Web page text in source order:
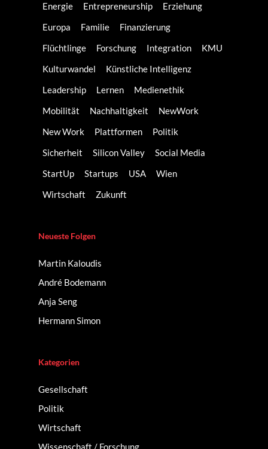
Energie
Entrepreneurship
Erziehung
Europa
Familie
Finanzierung
Flüchtlinge
Forschung Integration
KMU
Kulturwandel
Künstliche Intelligenz
Leadership
Lernen
Medienethik
Mobilität
Nachhaltigkeit
NewWork
New Work
Plattformen
Politik
Sicherheit
Silicon Valley
Social Media
StartUp
Startups USA
Wien
Wirtschaft
Zukunft
Neueste Folgen
Martin Kaloudis
André Bodemann
Anja Seng
Hermann Simon
Kategorien
Gesellschaft
Politik
Wirtschaft
Wissenschaft / Forschung